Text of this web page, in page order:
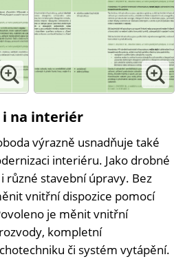
i na interiér
výrazně usnadňuje také
interiéru. Jako drobné
různé stavební úpravy. Bez
vnitřní dispozice pomocí
je měnit vnitřní
kompletní
či systém vytápění.